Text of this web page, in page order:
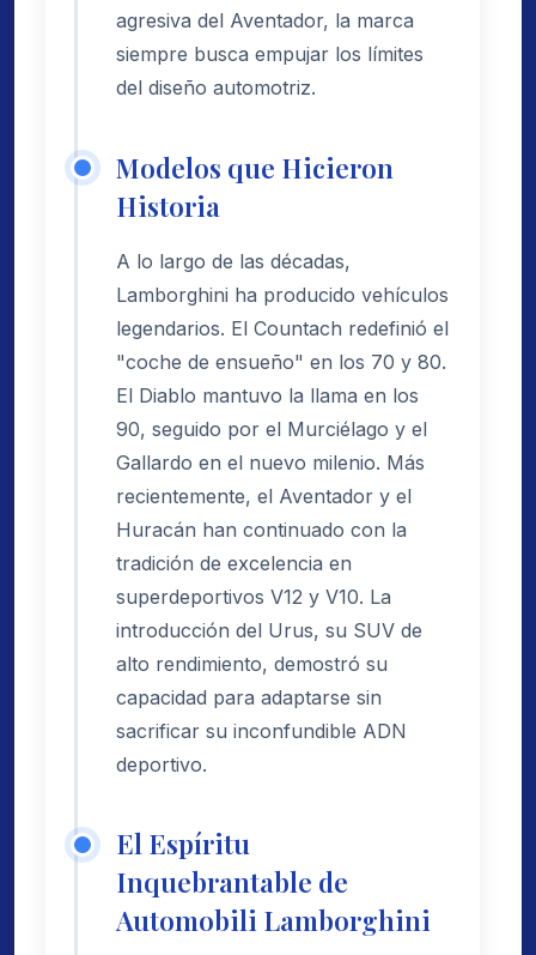
agresiva del Aventador, la marca
siempre busca empujar los límites
del diseño automotriz.
Modelos que Hicieron
Historia
A lo largo de las décadas,
Lamborghini ha producido vehículos
legendarios. El Countach redefinió el
"coche de ensueño" en los 70 y 80.
El Diablo mantuvo la llama en los
90, seguido por el Murciélago y el
Gallardo en el nuevo milenio. Más
recientemente, el Aventador y el
Huracán han continuado con la
tradición de excelencia en
superdeportivos V12 y V10. La
introducción del Urus, su SUV de
alto rendimiento, demostró su
capacidad para adaptarse sin
sacrificar su inconfundible ADN
deportivo.
El Espíritu
Inquebrantable de
Automobili Lamborghini